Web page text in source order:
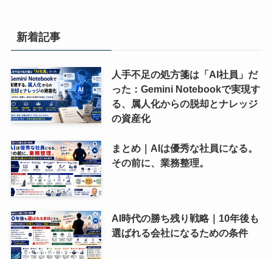
新着記事
人手不足の処方箋は「AI社員」だ
った：Gemini Notebookで実現す
る、属人化からの脱却とナレッジ
の資産化
まとめ｜AIは優秀な社員になる。
その前に、業務整理。
AI時代の勝ち残り戦略｜10年後も
選ばれる会社になるための条件